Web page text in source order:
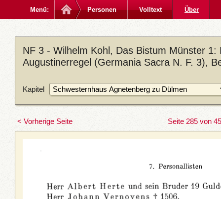
Menü: Personen Volltext Über
NF 3 - Wilhelm Kohl, Das Bistum Münster
Augustinerregel (Germania Sacra N. F. 3),
Kapitel
< Vorherige Seite Seite 285 von